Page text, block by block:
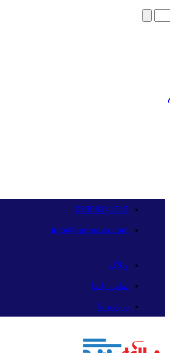
09358341515
info@namaava.com
وبلاگ
تماس با ما
درباره ما